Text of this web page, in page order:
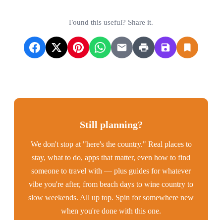
Found this useful? Share it.
Still planning?
We don't stop at "here's the country." Real places to
stay, what to do, apps that matter, even how to find
someone to travel with — plus guides for whatever
vibe you're after, from beach days to wine country to
slow weekends. All up top. Spin for somewhere new
when you're done with this one.